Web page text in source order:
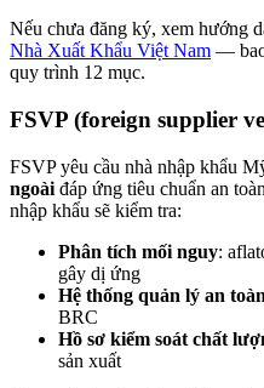
Nếu chưa đăng ký, xem hướng
Nhà Xuất Khẩu Việt Nam —
quy trình 12 mục.
FSVP (foreign supplier
FSVP yêu cầu nhà nhập khẩu
ngoài đáp ứng tiêu chuẩn an
nhập khẩu sẽ kiểm tra:
Phân tích mối nguy:
gây dị ứng
Hệ thống quản lý an
BRC
Hồ sơ kiểm soát chất
sản xuất